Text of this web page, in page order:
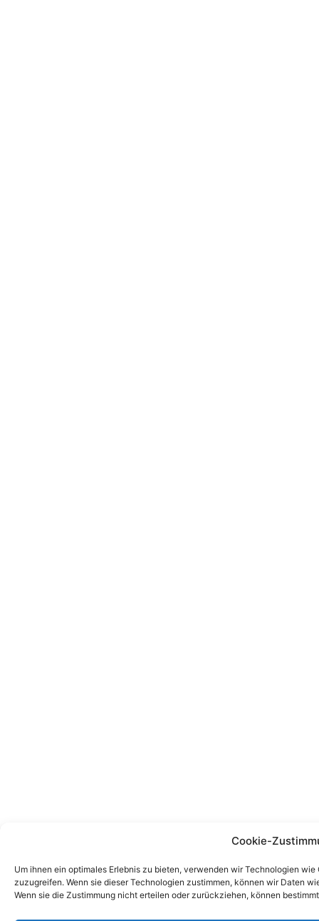
Cookie-
Um ihnen ein optimales Erlebnis zu bieten, verwenden wir Technologien
zuzugreifen. Wenn sie dieser Technologien zustimmen, können wir Daten
Wenn sie die Zustimmung nicht erteilen oder zurückziehen, können